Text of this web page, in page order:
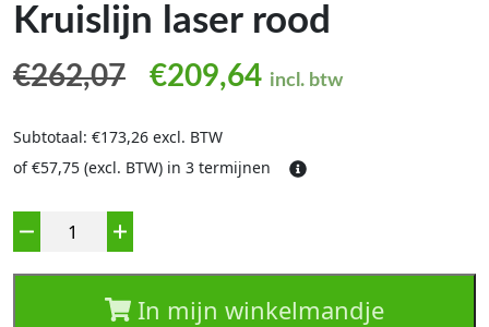
Kruislijn laser rood
€262,07 Oorspronkelijke prijs
€209,64Huidige prijs is:
incl. btw
Subtotaal: €173,26 excl. BTW
of €57,75 (excl. BTW) in 3 termijnen
Aantal
In mijn winkelmandje